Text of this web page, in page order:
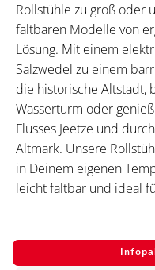
Rollstühle zu groß oder
faltbaren Modelle von
Lösung. Mit einem
Salzwedel zu einem
die historische Altstadt,
Wasserturm oder
Flusses Jeetze und
Altmark. Unsere
in Deinem eigenen
leicht faltbar und ideal